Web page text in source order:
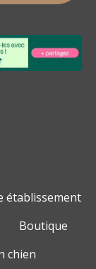
établissement
Boutique
chien